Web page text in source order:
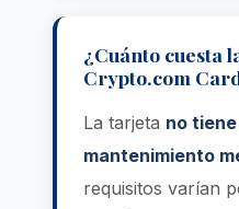
¿Cuánto cuesta
Crypto.com
La tarjeta no
mantenimiento
requisitos varían